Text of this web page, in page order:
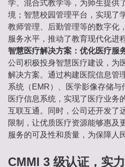
学、混合式教学等，为师生提供
境；智慧校园管理平台，实现了
教师管理、后勤管理等的数字化
服务水平，推动了教育现代化进程
智慧医疗解决方案：优化医疗服
公司积极投身智慧医疗建设，为
解决方案。通过构建医院信息管
系统（EMR）、医学影像存储
医疗信息系统，实现了医疗业务
互联互通。同时，公司还开发了
限制，让优质医疗资源能够惠及
服务的可及性和质量，为保障人
CMMI 3 级认证，实